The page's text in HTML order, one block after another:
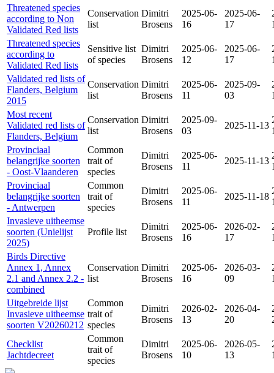
Threatened species
according to Non
Validated Red lists
Conservation
list
Dimitri
Brosens
2025-06-
16
2025-06-
17
Threatened species
according to
Validated Red lists
Sensitive list
of species
Dimitri
Brosens
2025-06-
12
2025-06-
17
Validated red lists of
Flanders, Belgium
2015
Conservation
list
Dimitri
Brosens
2025-06-
11
2025-09-
03
Most recent
Validated red lists of
Flanders, Belgium
Conservation
list
Dimitri
Brosens
2025-09-
03
2025-11-13
Provinciaal
belangrijke soorten
- Oost-Vlaanderen
Common
trait of
species
Dimitri
Brosens
2025-06-
11
2025-11-13
Provinciaal
belangrijke soorten
- Antwerpen
Common
trait of
species
Dimitri
Brosens
2025-06-
11
2025-11-18
Invasieve uitheemse
soorten (Unielijst
2025)
Profile list
Dimitri
Brosens
2025-06-
16
2026-02-
17
Birds Directive
Annex 1, Annex
2.1 and Annex 2.2 -
combined
Conservation
list
Dimitri
Brosens
2025-06-
16
2026-03-
09
Uitgebreide lijst
Invasieve uitheemse
soorten V20260212
Common
trait of
species
Dimitri
Brosens
2026-02-
13
2026-04-
20
Checklist
Jachtdecreet
Common
trait of
species
Dimitri
Brosens
2025-06-
10
2026-05-
13